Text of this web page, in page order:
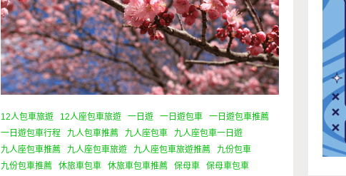
12人包車旅遊 12人座包車旅遊 一日遊 一日遊包車
一日遊包車推薦
一日遊包車行程
九人包車推薦 九人座包車
九人座包車一日遊
九人座包車推薦
九人座包車旅遊 九人座包車旅遊推薦
九份包車
九份包車推薦
休旅車包車 休旅車包車推薦 保母車
保母車包車